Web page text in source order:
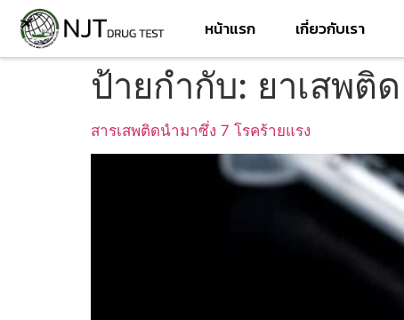
หน้าแรก เกี่ยวกับเรา
ป้ายกำกับ: ยาเสพติด
สารเสพติดนำมาซึ่ง 7 โรคร้ายแรง